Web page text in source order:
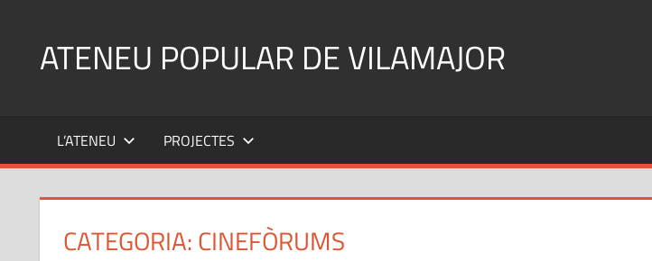
contentATENEU POPULAR DE VILAMAJOR
L’ATENEU PROJECTES
CATEGORIA:CINEFÒRUMS